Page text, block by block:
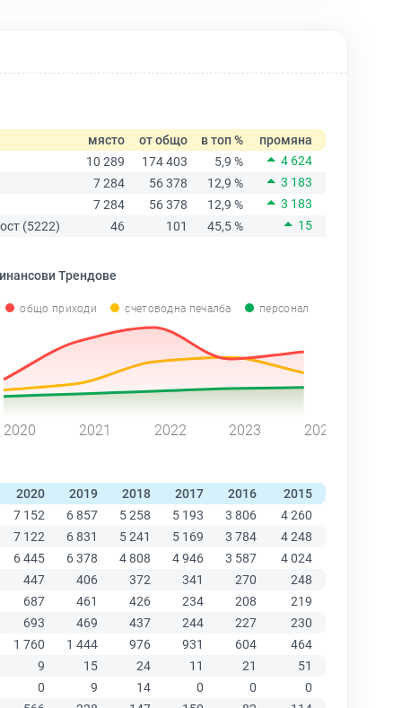
място от общо в топ %
промяна
10 289
174 403 5,9 %
4 624
7 284
56 378 12,9 %
3 183
7 284
56 378 12,9 %
3 183
(5222)
46 101 45,5 % 15
Трендове
общо приходи счетоводна печалба персонал
2020 2021 2022 2023 2024
2020 2019 2018 2017 2016 2015